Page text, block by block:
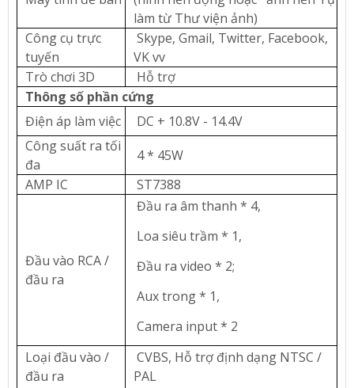
làm từ Thư viện ảnh)
Công cụ trực
tuyến
Skype, Gmail, Twitter, Facebook,
VK vv
Trò chơi 3D
Hỗ trợ
Thông số phần cứng
Điện áp làm việc
DC + 10.8V - 14.4V
Công suất ra tối
đa
4 * 45W
AMP IC
ST7388
Đầu vào RCA /
đầu ra
Đầu ra âm thanh * 4,
Loa siêu trầm * 1,
Đầu ra video * 2;
Aux trong * 1,
Camera input * 2
Loại đầu vào /
đầu ra
CVBS, Hỗ trợ định dạng NTSC /
PAL